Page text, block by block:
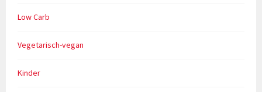
Low Carb
Vegetarisch-vegan
Kinder